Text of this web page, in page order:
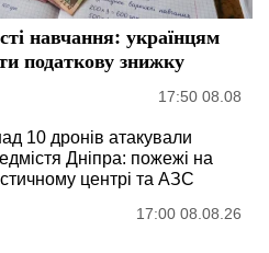
навчання: українцям
податкову знижку
17:50 08.08
10 дронів атакували
Дніпра: пожежі на
центрі та АЗС
17:00 08.08.26